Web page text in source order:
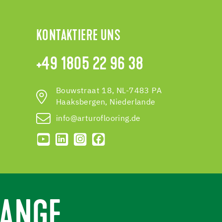
KONTAKTIERE UNS
+49 1805 22 96 38
Bouwstraat 18, NL-7483 PA
Haaksbergen, Niederlande
info@arturoflooring.de